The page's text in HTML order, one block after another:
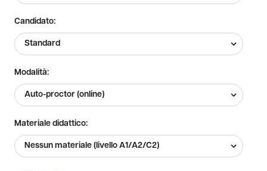
Candidato:
Modalità:
Materiale didattico: